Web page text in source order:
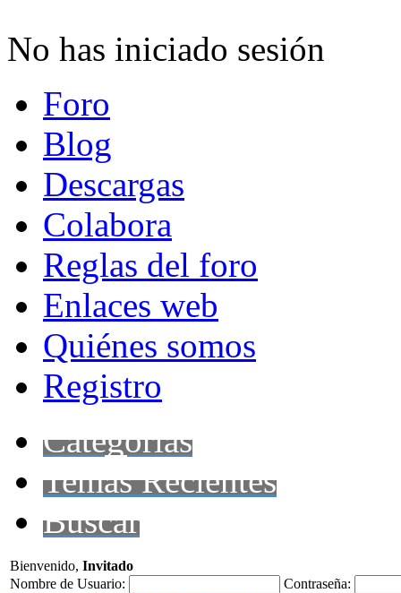
No has iniciado sesión
Foro
Blog
Descargas
Colabora
Reglas del foro
Enlaces web
Quiénes somos
Registro
Categorías
Temas Recientes
Buscar
Bienvenido, Invitado
Nombre de Usuario:
Contraseña: